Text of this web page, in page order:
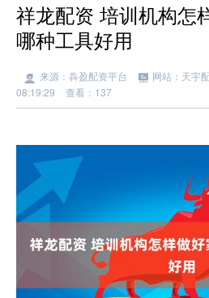
祥龙配资 培训机构怎
哪种工具好用
来源：犇盈配资平台 网站：天宇
08:19:29
查看：137